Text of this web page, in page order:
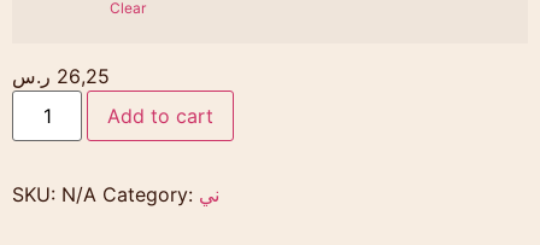
Clear
26,25 ر.س
Add to cart
SKU: N/A Category: ني